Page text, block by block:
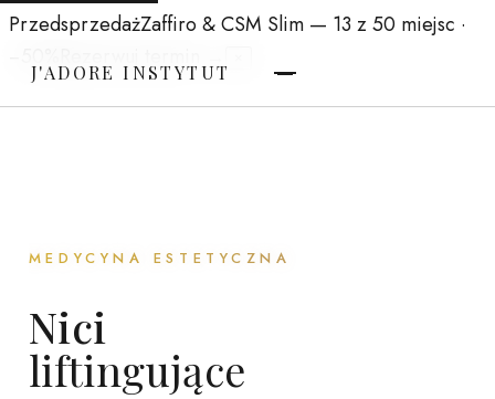
PrzedsprzedażZaffiro & CSM Slim — 13 z 50 miejsc ·
J'ADORE INSTYTUT
MEDYCYNA ESTETYCZNA
Nici
liftingujące